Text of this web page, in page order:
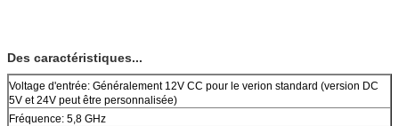
Des caractéristiques...
Voltage d'entrée: Généralement 12V CC pour le verion standard (version DC
5V et 24V peut être personnalisée)
Fréquence: 5,8 GHz